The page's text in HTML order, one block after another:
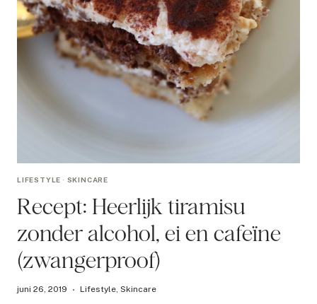
LIFESTYLE · SKINCARE
Recept: Heerlijk tiramisu
zonder alcohol, ei en cafeïne
(zwangerproof)
juni 26, 2019 Lifestyle,Skincare